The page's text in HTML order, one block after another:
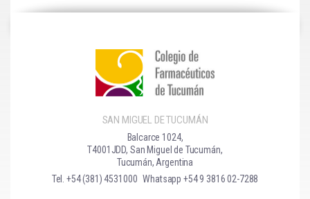
SAN MIGUEL DE TUCUMÁN
Balcarce 1024,
T4001JDD, San Miguel de Tucumán,
Tucumán, Argentina
Tel. +54 (381) 4531000 Whatsapp +54 9 3816 02-7288